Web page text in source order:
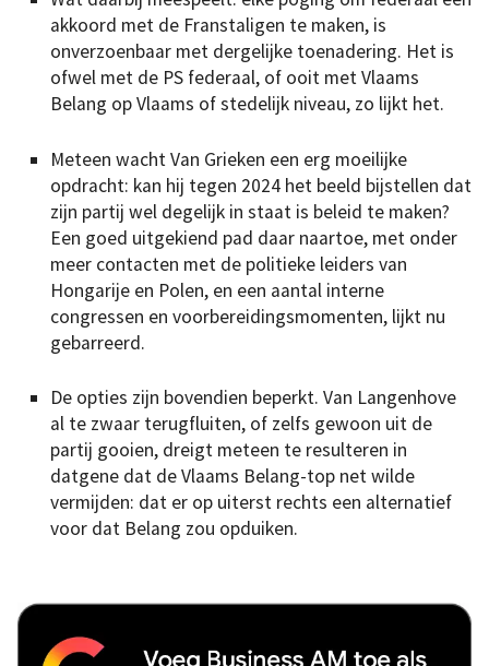
akkoord met de Franstaligen te maken, is
onverzoenbaar met dergelijke toenadering. Het is
ofwel met de PS federaal, of ooit met Vlaams
Belang op Vlaams of stedelijk niveau, zo lijkt het.
Meteen wacht Van Grieken een erg moeilijke
opdracht: kan hij tegen 2024 het beeld bijstellen dat
zijn partij wel degelijk in staat is beleid te maken?
Een goed uitgekiend pad daar naartoe, met onder
meer contacten met de politieke leiders van
Hongarije en Polen, en een aantal interne
congressen en voorbereidingsmomenten, lijkt nu
gebarreerd.
De opties zijn bovendien beperkt. Van Langenhove
al te zwaar terugfluiten, of zelfs gewoon uit de
partij gooien, dreigt meteen te resulteren in
datgene dat de Vlaams Belang-top net wilde
vermijden: dat er op uiterst rechts een alternatief
voor dat Belang zou opduiken.